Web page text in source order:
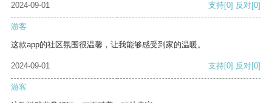
2024-09-01
支持[0] 反对[0]
游客
这款app的社区氛围很温馨，让我能够感受到家的温暖。
2024-09-01 支持[0] 反对[0]
游客